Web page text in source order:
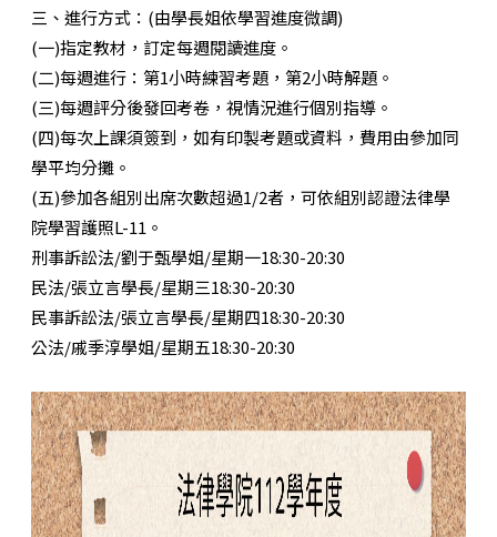
三、進行方式：(由學長姐依學習進度微調)
(一)指定教材，訂定每週閱讀進度。
(二)每週進行：第1小時練習考題，第2小時解題。
(三)每週評分後發回考卷，視情況進行個別指導。
(四)每次上課須簽到，如有印製考題或資料，費用由參加同
學平均分攤。
(五)參加各組別出席次數超過1/2者，可依組別認證法律學
院學習護照L-11。
刑事訴訟法/劉于甄學姐/星期一18:30-20:30
民法/張立言學長/星期三18:30-20:30
民事訴訟法/張立言學長/星期四18:30-20:30
公法/戚季淳學姐/星期五18:30-20:30